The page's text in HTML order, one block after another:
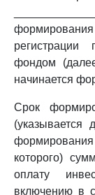
регистрации
фондом
начинается
Срок
(указывается
которого)
оплату
включению в